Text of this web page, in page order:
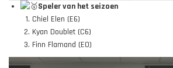
Speler van het seizoen
Chiel Elen (E6)
Kyan Doublet (C6)
Finn Flamand (E0)